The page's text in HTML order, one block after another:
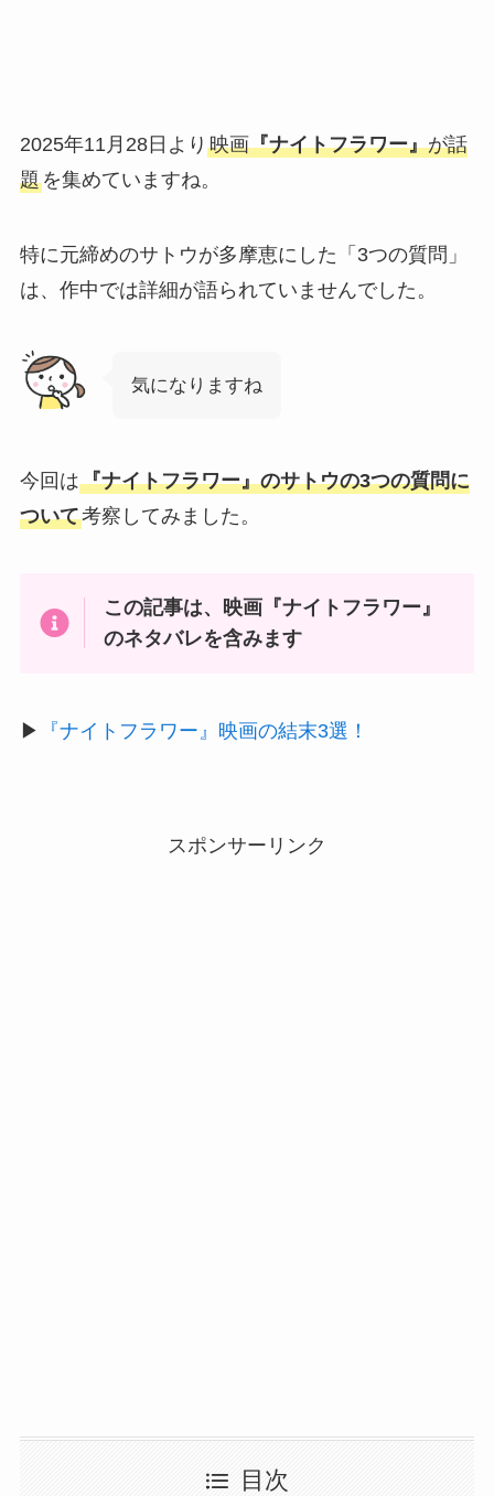
2025年11月28日より 映画『ナイトフラワー』が話
題を集めていますね。
特に元締めのサトウが多摩恵にした「3つの質問」
は、作中では詳細が語られていませんでした。
気になりますね
今回は『ナイトフラワー』のサトウの3つの質問に
ついて考察してみました。
この記事は、映画『ナイトフラワー』
のネタバレを含みます
▶ 『ナイトフラワー』映画の結末3選！
スポンサーリンク
目次